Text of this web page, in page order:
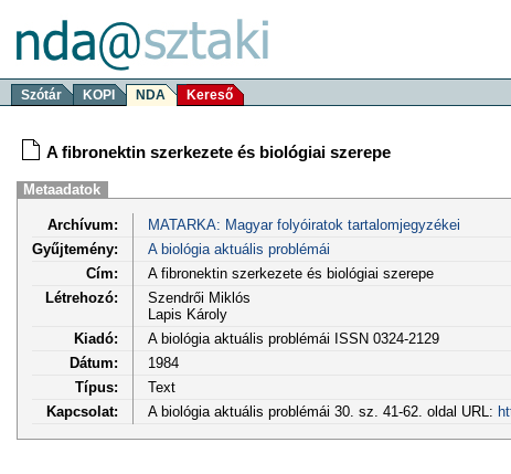
Szótár KOPI NDA Kereső
A fibronektin szerkezete és biológiai szerepe
Metaadatok
Archívum:
MATARKA: Magyar folyóiratok tartalomjegyzékei
Gyűjtemény:
A biológia aktuális problémái
Cím:
A fibronektin szerkezete és biológiai szerepe
Létrehozó:
Szendrői Miklós
Lapis Károly
Kiadó:
A biológia aktuális problémái ISSN 0324-2129
Dátum:
1984
Típus:
Text
Kapcsolat:
A biológia aktuális problémái 30. sz. 41-62. oldal URL: